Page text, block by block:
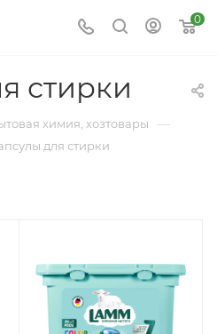
0
стирки
химия, хозтовары —
для стирки